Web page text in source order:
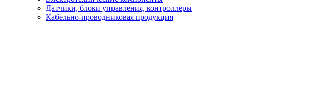
Датчики, блоки управления, контроллеры
Кабельно-проводниковая продукция